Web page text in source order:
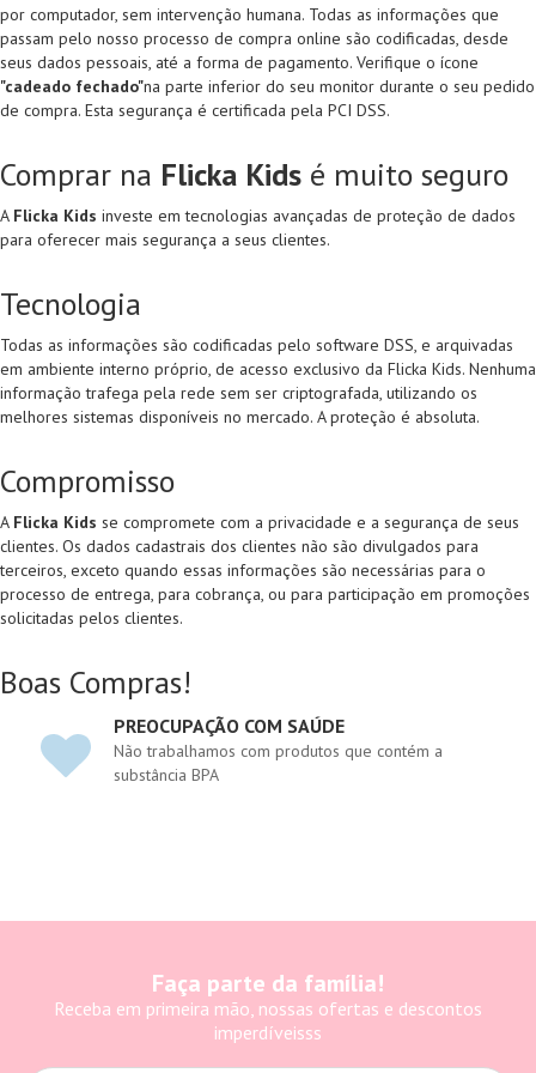
por computador, sem intervenção humana. Todas as informações que
passam pelo nosso processo de compra online são codificadas, desde
seus dados pessoais, até a forma de pagamento. Verifique o ícone
"cadeado fechado"na parte inferior do seu monitor durante o seu pedido
de compra. Esta segurança é certificada pela PCI DSS.
Comprar na Flicka Kids é muito seguro
A Flicka Kids investe em tecnologias avançadas de proteção de dados
para oferecer mais segurança a seus clientes.
Tecnologia
Todas as informações são codificadas pelo software DSS, e arquivadas
em ambiente interno próprio, de acesso exclusivo da Flicka Kids. Nenhuma
informação trafega pela rede sem ser criptografada, utilizando os
melhores sistemas disponíveis no mercado. A proteção é absoluta.
Compromisso
A Flicka Kids se compromete com a privacidade e a segurança de seus
clientes. Os dados cadastrais dos clientes não são divulgados para
terceiros, exceto quando essas informações são necessárias para o
processo de entrega, para cobrança, ou para participação em promoções
solicitadas pelos clientes.
Boas Compras!
PREOCUPAÇÃO COM SAÚDE
Não trabalhamos com produtos que contém a
substância BPA
Faça parte da família!
Receba em primeira mão, nossas ofertas e descontos
imperdíveisss